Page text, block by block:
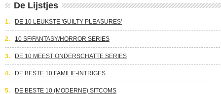
De Lijstjes
1. DE 10 LEUKSTE 'GUILTY PLEASURES'
2. 10 SF/FANTASY/HORROR SERIES
3. DE 10 MEEST ONDERSCHATTE SERIES
4. DE BESTE 10 FAMILIE-INTRIGES
5. DE BESTE 10 (MODERNE) SITCOMS